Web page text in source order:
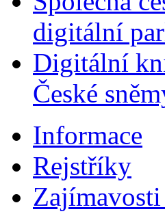
digitální
Digitální
České
Informace
Rejstříky